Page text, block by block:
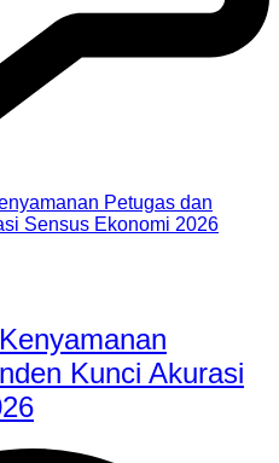
Kunci Akurasi